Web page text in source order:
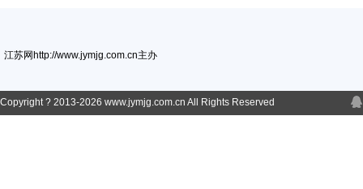
江苏网http://www.jymjg.com.cn主办
Copyright ? 2013-2026 www.jymjg.com.cn All Rights Reserved